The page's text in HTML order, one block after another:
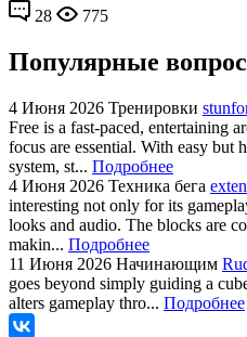
28
775
Популярные
4 Июня 2026 Тренировки
Free is a fast-paced, entertaining
focus are essential. With easy but
system, st... Подробнее
4 Июня 2026 Техника бега
interesting not only for its
looks and audio. The blocks are
makin... Подробнее
11 Июня 2026 Начинающим
goes beyond simply guiding a
alters gameplay thro... Подробнее